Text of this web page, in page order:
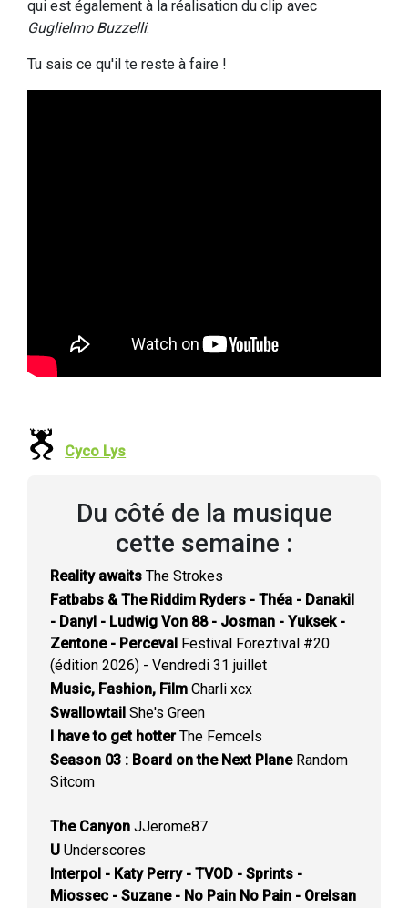
qui est également à la réalisation du clip avec
Guglielmo Buzzelli.
Tu sais ce qu'il te reste à faire !
Cyco Lys
Du côté de la musique
cette semaine :
Reality awaits The Strokes
Fatbabs & The Riddim Ryders - Théa - Danakil
- Danyl - Ludwig Von 88 - Josman - Yuksek -
Zentone - Perceval Festival Foreztival #20
(édition 2026) - Vendredi 31 juillet
Music, Fashion, Film Charli xcx
Swallowtail She's Green
I have to get hotterThe Femcels
Season 03 : Board on the Next PlaneRandom
Sitcom
The Canyon JJerome87
U Underscores
Interpol - Katy Perry - TVOD - Sprints -
Miossec - Suzane - No Pain No Pain - Orelsan